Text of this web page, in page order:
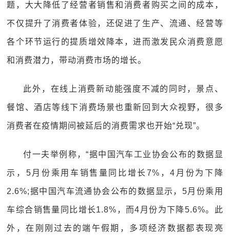
题，大大降低了经营者销售和消费者购买之间的成本，
不仅提升了消费者体验，还促进了生产、流通、经营等
各个环节运行的提质增效降本，进而激发民众消费意愿
和消费潜力，带动消费市场的增长。
此外，在线上消费新动能强度不减的同时，景点、
餐馆、酒店等线下消费场景也重新回到大众视野，很多
消费者在疫情期间被延后的消费需求也开始“兑现”。
付一夫举例称，“据中国汽车工业协会公布的数据显
示，5月份乘用车销售量同比增长7%，4月份为下降
2.6%;据中国汽车流通协会公布的数据显示，5月份乘用
车综合销售量同比增长1.8%，而4月份为下降5.6%。此
外，在刚刚过去的端午假期，多项经济数据都表现亮